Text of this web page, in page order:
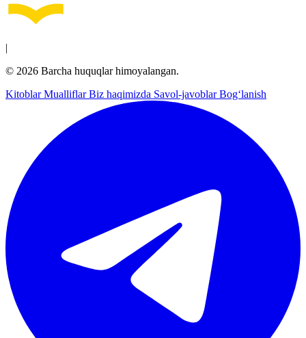
|
© 2026 Barcha huquqlar himoyalangan.
KitoblarMualliflarBiz haqimizda Savol-javoblarBog‘lanish